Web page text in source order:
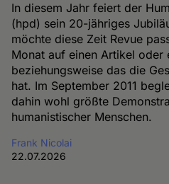
In diesem Jahr feiert der
(hpd) sein 20-jähriges
möchte diese Zeit Revue
Monat auf einen Artikel oder
beziehungsweise das die
hat. Im September 2011
dahin wohl größte
humanistischer Menschen.
Frank Nicolai
22.07.2026